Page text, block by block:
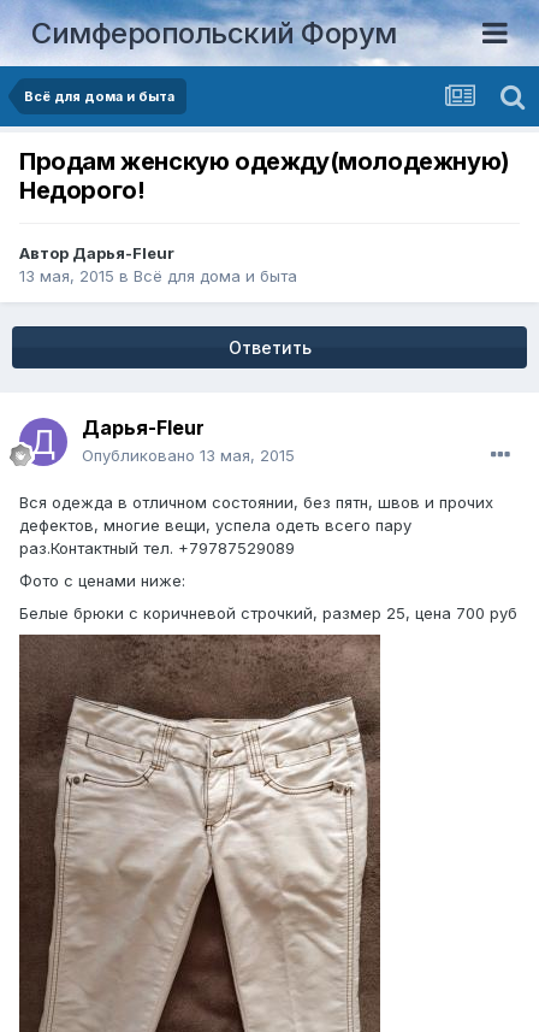
Симферопольский Форум
Всё для дома и быта
Продам женскую одежду(молодежную)
Недорого!
Автор Дарья-Fleur
13 мая, 2015 в Всё для дома и быта
Ответить
Дарья-Fleur
Опубликовано 13 мая, 2015
Вся одежда в отличном состоянии, без пятн, швов и прочих
дефектов, многие вещи, успела одеть всего пару
раз.Контактный тел. +79787529089
Фото с ценами ниже:
Белые брюки с коричневой строчкий, размер 25, цена 700 руб